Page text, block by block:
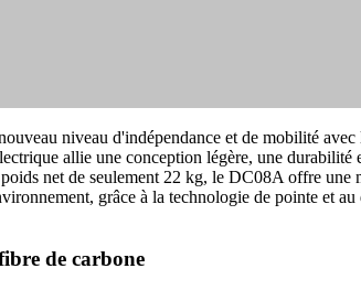
niveau d'indépendance et de mobilité
allie une conception légère, une durabilité
net de seulement 22 kg, le DC08A offre
grâce à la technologie de pointe et
de carbone